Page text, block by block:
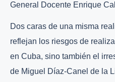
General Docente Enrique
Dos caras de una misma
reflejan los riesgos de
en Cuba, sino también el
de Miguel Díaz-Canel de la